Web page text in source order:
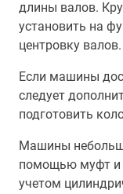
длины валов.
установить на
центровку валов.
Если машины
следует
подготовить
Машины
помощью муфт и
учетом